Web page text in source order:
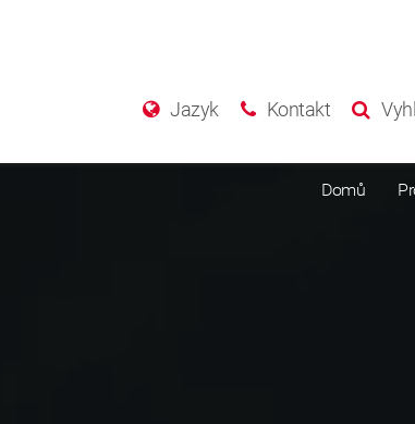
Jazyk Kontakt
Domů